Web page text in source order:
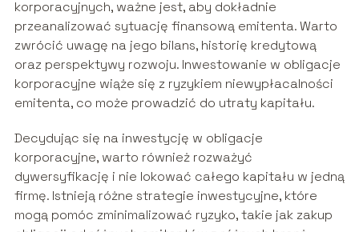
korporacyjnych, ważne jest, aby dokładnie
przeanalizować sytuację finansową emitenta. Warto
zwrócić uwagę na jego bilans, historię kredytową
oraz perspektywy rozwoju. Inwestowanie w obligacje
korporacyjne wiąże się z ryzykiem niewypłacalności
emitenta, co może prowadzić do utraty kapitału.
Decydując się na inwestycję w obligacje
korporacyjne, warto również rozważyć
dywersyfikację i nie lokować całego kapitału w jedną
firmę. Istnieją różne strategie inwestycyjne, które
mogą pomóc zminimalizować ryzyko, takie jak zakup